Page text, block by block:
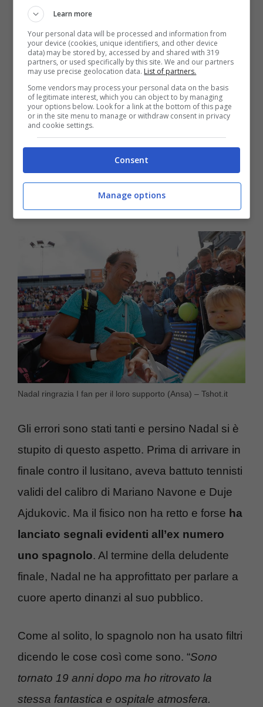
Nadal non arrivava in fondo a un torneo dal
2022, da quella finale contro Casper Ruud
che gli regalò il quattordicesimo Roland
Garros in carriera, record assoluto. Le
premesse per fare bene c’erano tutte ma
esse si sono infrante subito a inizio gara: il
maiorchino ha sbagliato troppo, molto.
Mentre Borges ne ha approfittatoper
mettere subito le cose in chiaro
Nadal ringrazia I fan per il loro supporto (Ansa) – Tshot.it
Gli errori sono stati tanti e persino Nadal si è
stupito di questo aspetto. Prima di arrivare in
finale contro il lusitano, aveva battuto tennisti
validi del calibro di Mariano Navone e Duje
Ajdukovic. Ma il fisico non ha retto e forse ha
lanciato segnali evidenti all’ex numero
uno spagnolo. Al termine della deludente
finale, Nadal ne ha approfittato per parlare a
cuore aperto dinanzi al suo pubblico.
Come al solito, lo spagnolo non ha usato filtri
dicendo le cose così come sono. “Sono
tornato 19 anni dopo ma ho ritrovato la
stessa fantastica e ospitale atmosfera.
Learn more
Your personal data will be processed and information from
your device (cookies, unique identifiers, and other device
data) may be stored by, accessed by and shared with 319
partners, or used specifically by this site. We and our partners
may use precise geolocation data. List of partners.
Some vendors may process your personal data on the basis
of legitimate interest, which you can object to by managing
your options below. Look for a link at the bottom of this page
or in the site menu to manage or withdraw consent in privacy
and cookie settings.
Consent
Manage options